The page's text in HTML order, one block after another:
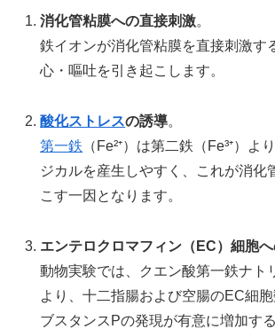
消化管粘膜への直接刺激。
鉄イオンが消化管粘膜を直接刺激す
心・嘔吐を引き起こします。
酸化ストレスの誘導。
第一鉄 （Fe²⁺）は第二鉄（Fe³⁺）よ
ジカルを産生しやすく、これが消化
こす一因となります。
エンテロクロマフィン（EC）細胞
動物実験では、クエン酸第一鉄ナト
より、十二指腸および空腸のEC細
ブスタンスPの発現が有意に増加す